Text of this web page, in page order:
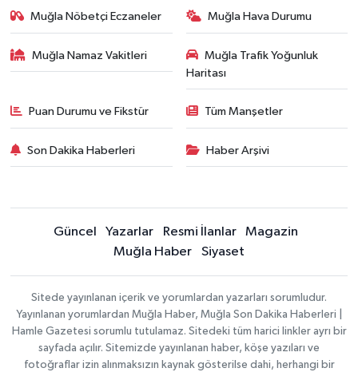
Muğla Nöbetçi Eczaneler Muğla Hava Durumu
Muğla Namaz Vakitleri
Muğla Trafik Yoğunluk
Haritası
Puan Durumu ve Fikstür Tüm Manşetler
Son Dakika Haberleri Haber Arşivi
Güncel Yazarlar Resmi İlanlar
Magazin
Muğla Haber
Siyaset
Sitede yayınlanan içerik ve yorumlardan yazarları sorumludur.
Yayınlanan yorumlardan Muğla Haber, Muğla Son Dakika Haberleri |
Hamle Gazetesi sorumlu tutulamaz. Sitedeki tüm harici linkler ayrı bir
sayfada açılır. Sitemizde yayınlanan haber, köşe yazıları ve
fotoğraflar izin alınmaksızın kaynak gösterilse dahi, herhangi bir